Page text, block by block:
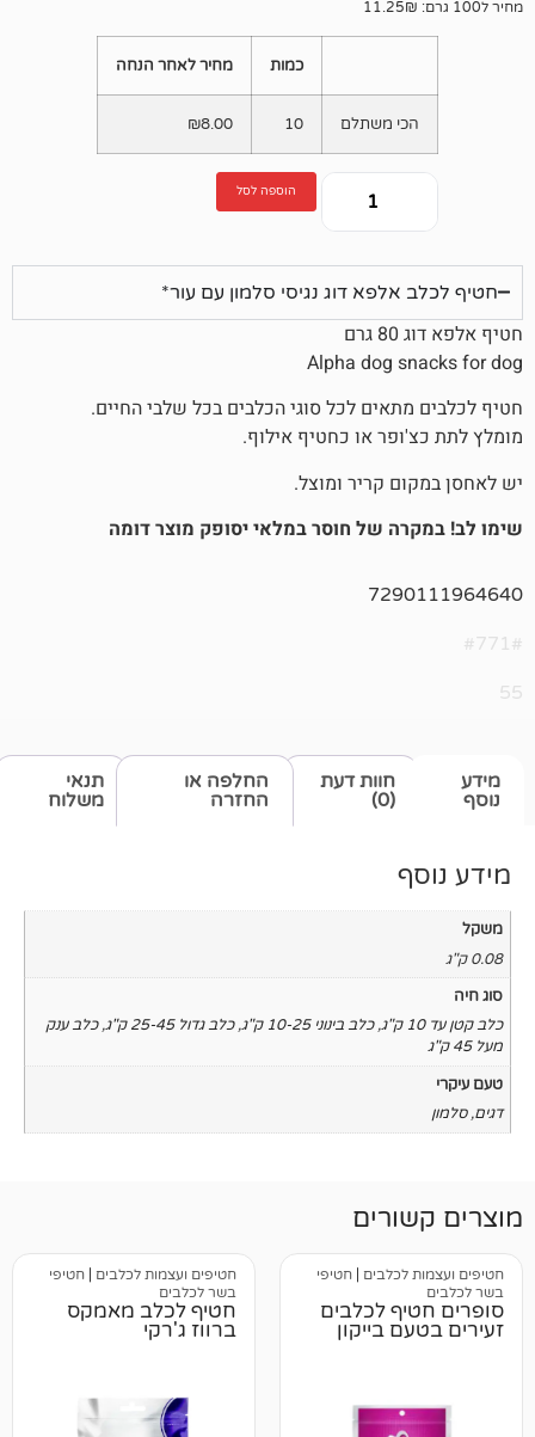
מחיר לאחר הנחה
10
8.00
הוספה לסל
דוג נגיסי סלמון עם עור*
Alpha dog
לכל סוגי הכלבים בכל שלבי החיים.
או כחטיף אילוף.
קריר ומוצל.
של חוסר במלאי יסופק מוצר דומה
תנאי
משלוח
חוות דעת
החלפה או
החזרה
כלב בינוני 10-25 ק"ג ,כלב גדול 25-45 ק"ג ,כלב ענק
|חטיפי
לכלבים
בייקון
חטיפים ועצמות לכלבים|חטיפי
חטיף לכלב מאמקס
ברווז ג'רקי